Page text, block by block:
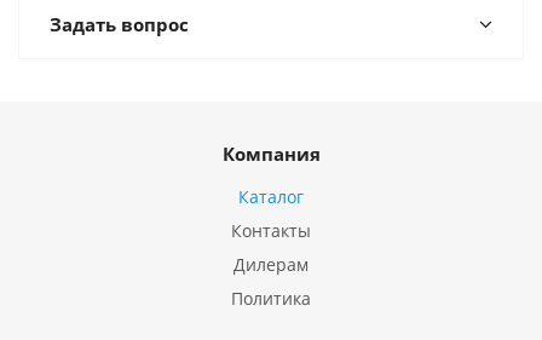
Задать вопрос
Компания
Каталог
Контакты
Дилерам
Политика